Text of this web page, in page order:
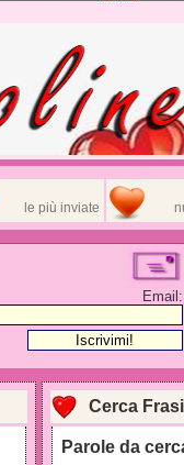
le più inviate
Email:
Cerca Frasi
Parole da